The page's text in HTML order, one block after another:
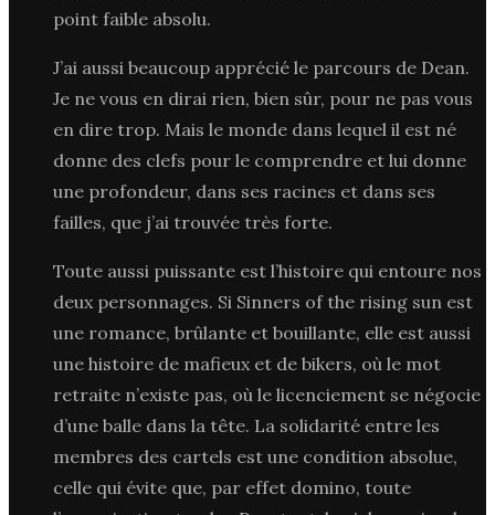
point faible absolu.
J’ai aussi beaucoup apprécié le parcours de Dean.
Je ne vous en dirai rien, bien sûr, pour ne pas vous
en dire trop. Mais le monde dans lequel il est né
donne des clefs pour le comprendre et lui donne
une profondeur, dans ses racines et dans ses
failles, que j’ai trouvée très forte.
Toute aussi puissante est l’histoire qui entoure nos
deux personnages. Si Sinners of the rising sun est
une romance, brûlante et bouillante, elle est aussi
une histoire de mafieux et de bikers, où le mot
retraite n’existe pas, où le licenciement se négocie
d’une balle dans la tête. La solidarité entre les
membres des cartels est une condition absolue,
celle qui évite que, par effet domino, toute